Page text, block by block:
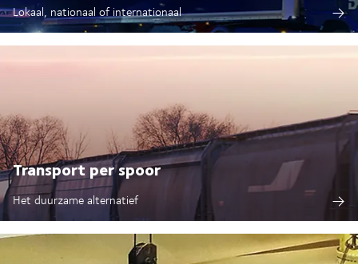
Lokaal, nationaal of internationaal
Transport per spoor
Het duurzame alternatief